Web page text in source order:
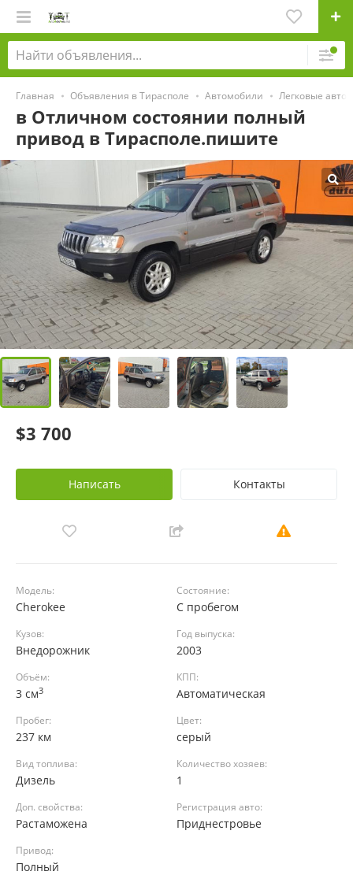
Главная Объявления в Тирасполе Автомобили Легковые
в Отличном состоянии полный
привод в Тирасполе.пишите
$3 700
Написать Контакты
Модель:
Cherokee
Состояние:
С пробегом
Кузов:
Внедорожник
Год выпуска:
2003
Объём:
3 см3
КПП:
Автоматическая
Пробег:
237 км
Цвет:
серый
Вид топлива:
Дизель
Количество хозяев:
1
Доп. свойства:
Растаможена
Регистрация авто:
Приднестровье
Привод:
Полный